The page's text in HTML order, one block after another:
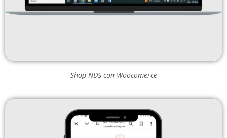
Shop NDS con Woocomerce